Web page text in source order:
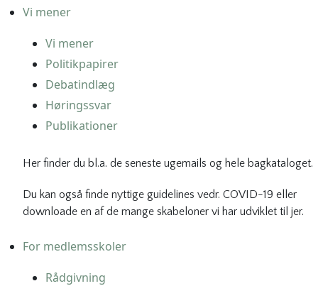
Vi mener
Vi mener
Politikpapirer
Debatindlæg
Høringssvar
Publikationer
Her finder du bl.a. de seneste ugemails og hele bagkataloget.
Du kan også finde nyttige guidelines vedr. COVID-19 eller
downloade en af de mange skabeloner vi har udviklet til jer.
For medlemsskoler
Rådgivning